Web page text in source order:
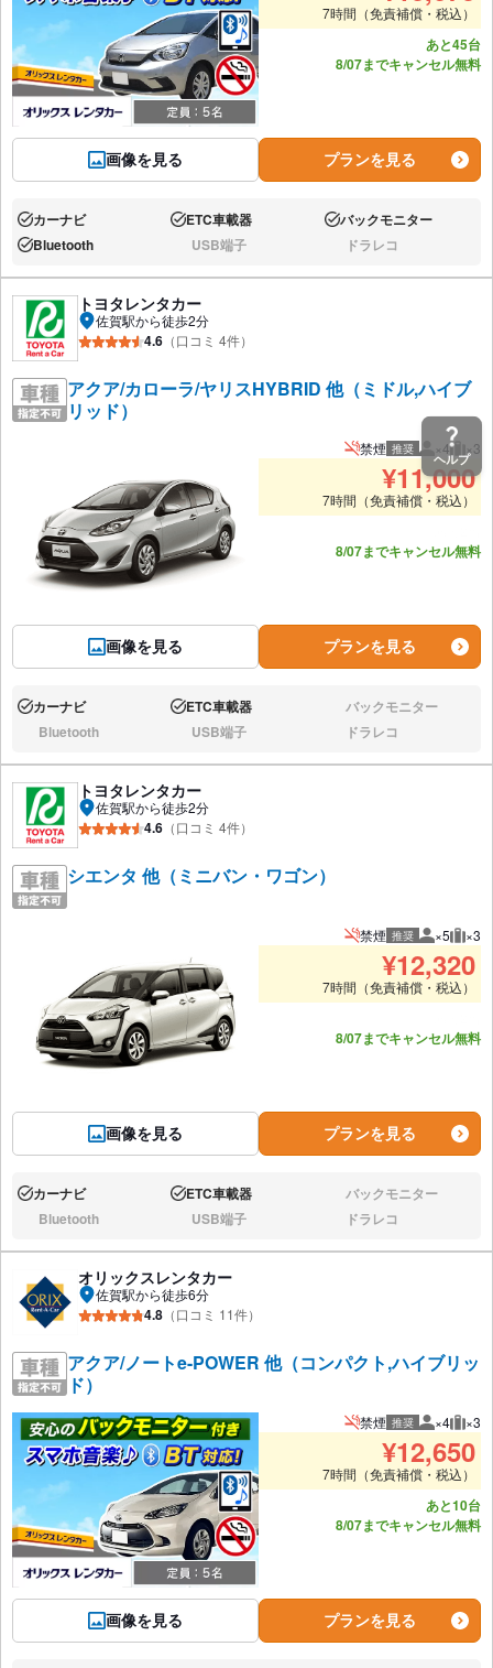
画像を見る
7時間（免責補償・税込）
あと45台
8/07までキャンセル無料
プランを見る
あり:カーナビ あり:ETC車載器 あり:バックモニター
あり:Bluetooth なし:USB端子 なし:ドラレコ
トヨタレンタカー
佐賀駅から徒歩2分
4.6 （口コミ 4件）
アクア/カローラ/ヤリスHYBRID 他（ミドル,ハイブ
リッド）
画像を見る
禁煙 推奨 推奨人数
×4 推
×3
¥11,000
7時間（免責補償・税込）
8/07までキャンセル無料
プランを見る
あり:カーナビ あり:ETC車載器 なし:バックモニター
なし:Bluetooth なし:USB端子 なし:ドラレコ
トヨタレンタカー
佐賀駅から徒歩2分
4.6 （口コミ 4件）
シエンタ 他（ミニバン・ワゴン）
画像を見る
禁煙 推奨 推奨人数
×5 推
×3
¥12,320
7時間（免責補償・税込）
8/07までキャンセル無料
プランを見る
あり:カーナビ あり:ETC車載器 なし:バックモニター
なし:Bluetooth なし:USB端子 なし:ドラレコ
オリックスレンタカー
佐賀駅から徒歩6分
4.8 （口コミ 11件）
アクア/ノートe-POWER 他（コンパクト,ハイブリッ
ド）
画像を見る
禁煙 推奨 推奨人数
×4 推
×3
¥12,650
7時間（免責補償・税込）
あと10台
8/07までキャンセル無料
プランを見る
ヘルプ